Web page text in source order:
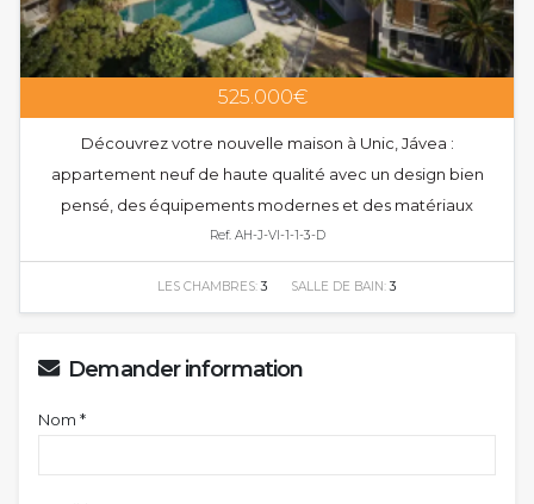
525.000€
Découvrez votre nouvelle maison à Unic, Jávea :
appartement neuf de haute qualité avec un design bien
pensé, des équipements modernes et des matériaux
Ref. AH-J-VI-1-1-3-D
LES CHAMBRES:3 SALLE DE BAIN:3
Demander information
Nom *